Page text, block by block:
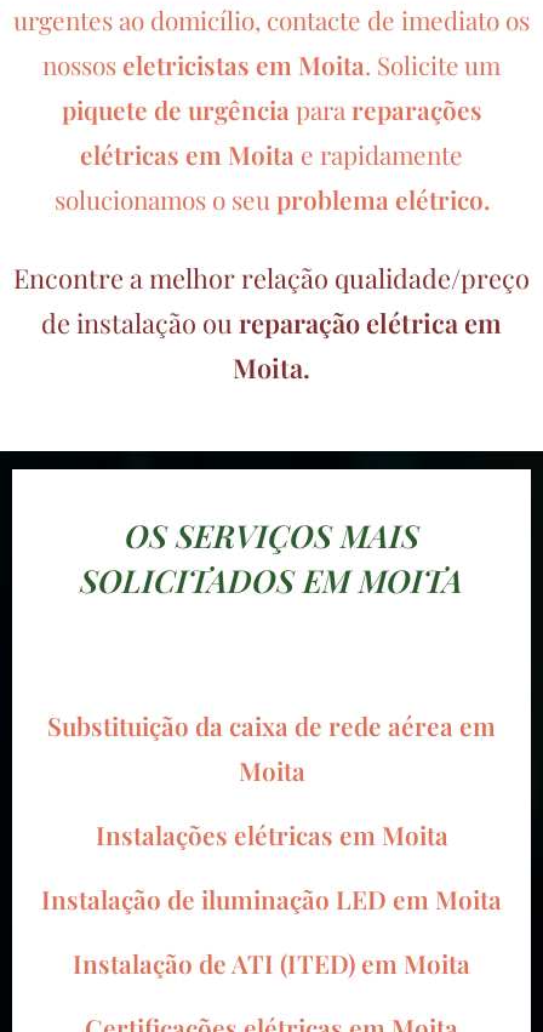
urgentes ao domicílio, contacte de imediato os
nossoseletricistas em Moita. Solicite um
piquete de urgência para reparações
elétricas em Moita e rapidamente
solucionamos o seu problema elétrico.
Encontre a melhor relação qualidade/preço
de instalação ou reparação elétrica em
Moita.
OS SERVIÇOS MAIS
SOLICITADOS EM MOITA
Substituição da caixa de rede aérea em
Moita
Instalações elétricas em Moita
Instalação de iluminação LED em Moita
Instalação de ATI (ITED) em Moita